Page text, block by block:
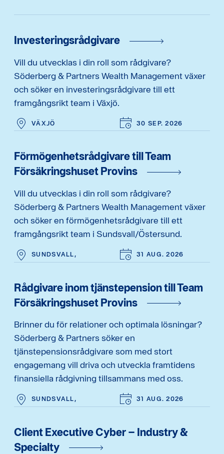
Investeringsrådgivare
Vill du utvecklas i din roll som rådgivare?
Söderberg & Partners Wealth Management växer
och söker en investeringsrådgivare till ett
framgångsrikt team i Växjö.
VÄXJÖ 30 SEP. 2026
Förmögenhetsrådgivare till Team
Försäkringshuset Provins
Vill du utvecklas i din roll som rådgivare?
Söderberg & Partners Wealth Management växer
och söker en förmögenhetsrådgivare till ett
framgångsrikt team i Sundsvall/Östersund.
SUNDSVALL, 31 AUG. 2026
Rådgivare inom tjänstepension till Team
Försäkringshuset Provins
Brinner du för relationer och optimala lösningar?
Söderberg & Partners söker en
tjänstepensionsrådgivare som med stort
engagemang vill driva och utveckla framtidens
finansiella rådgivning tillsammans med oss.
SUNDSVALL, 31 AUG. 2026
Client Executive Cyber – Industry &
Specialty